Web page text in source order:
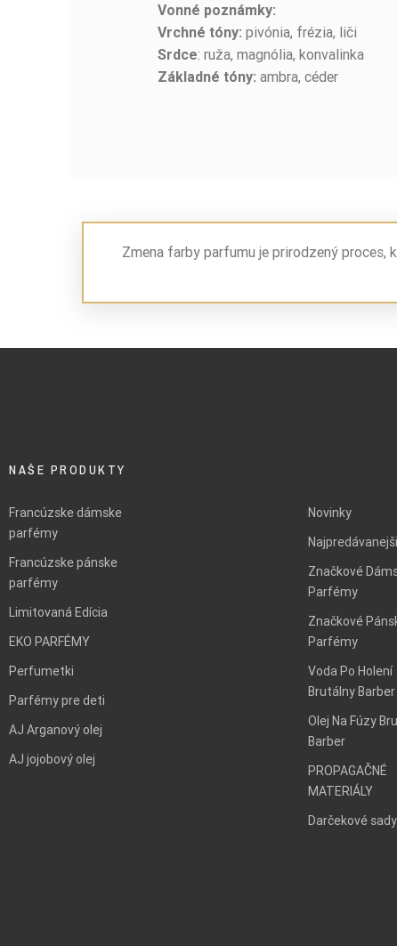
Vonné poznámky:
Vrchné tóny: pivónia, frézia, liči
Srdce: ruža, magnólia, konvalinka
Základné tóny: ambra, céder
Zmena farby parfumu je prirodzený
NAŠE PRODUKTY
Francúzske dámske
parfémy
Francúzske pánske
parfémy
Limitovaná Edícia
EKO PARFÉMY
Perfumetki
Parfémy pre deti
AJ Arganový olej
AJ jojobový olej
Novinky
Značkové
Parfémy
Značkové
Parfémy
Voda Po Holení
Brutálny Barber
Olej Na Fúzy
Barber
PROPAGAČNÉ
MATERIÁLY
Darčekové sady